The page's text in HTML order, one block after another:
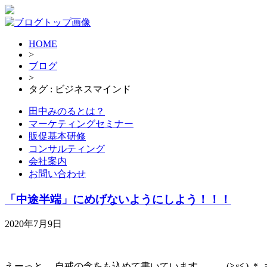
HOME
>
ブログ
>
タグ : ビジネスマインド
田中みのるとは？
マーケティングセミナー
販促基本研修
コンサルティング
会社案内
お問い合わせ
「中途半端」にめげないようにしよう！！！
2020年7月9日